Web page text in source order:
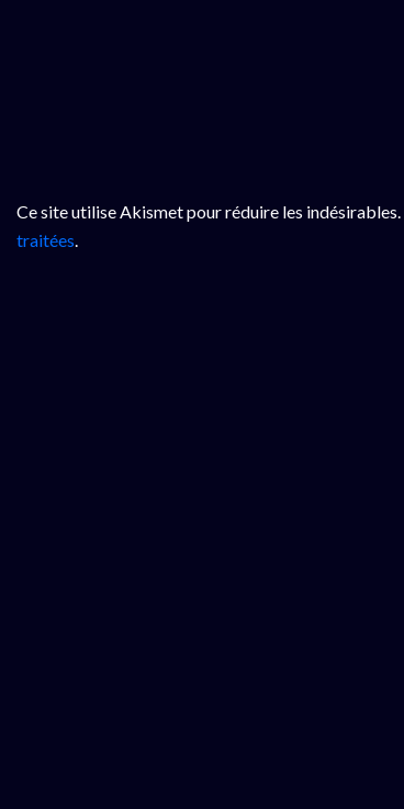
Ce site utilise Akismet pour réduire les indésirables.
traitées.